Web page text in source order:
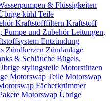
& Flüssigkeiten
kühl Teile
Kraftstofffiltern Kraftstoff
Pumpe und ZubehörLeitungen,
Entzündung
Zündkerzen Zündanlage
& Schläuche Bügels,
stylingsteile Motorstützen
Motorswap Teile Motorswap
Fächerkrümmer
Motorswap Übrige